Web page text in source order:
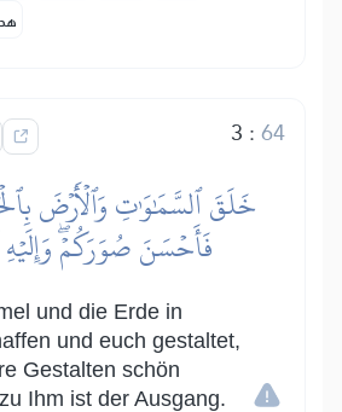
3 :64
خَلَقَ ٱلسَّمَٰوَٰتِ وَٱلۡأَرۡضَ
فَأَحۡسَنَ صُوَرَكُمۡۖ
und die Erde in
und euch gestaltet,
Gestalten schön
Ihm ist der Ausgang.